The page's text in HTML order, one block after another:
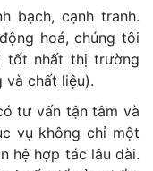
bạch, cạnh tranh.
hoá, chúng tôi
tốt nhất thị trường
và chất liệu).
tư vấn tận tâm và
vụ không chỉ một
hệ hợp tác lâu dài.